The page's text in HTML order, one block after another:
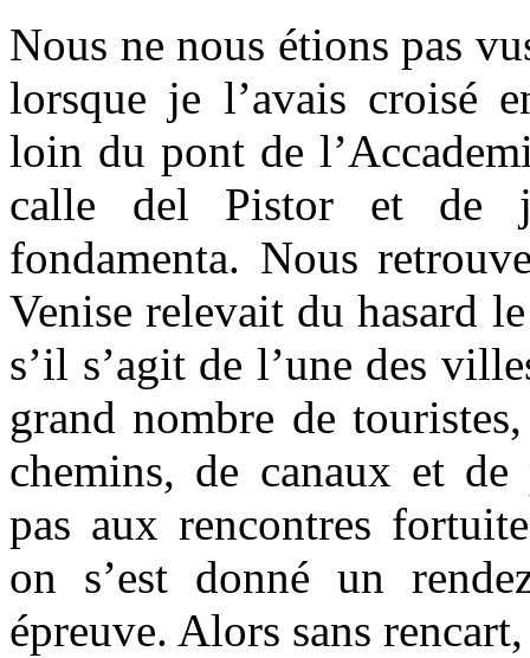
Nous ne nous étions pas
lorsque je l’avais croisé
loin du pont de
calle del Pistor et de
fondamenta. Nous
Venise relevait du hasard
s’il s’agit de l’une des
grand nombre de
chemins, de canaux et
pas aux rencontres
on s’est donné un
épreuve. Alors sans